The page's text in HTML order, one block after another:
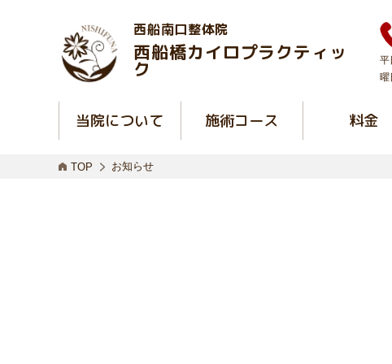
西船南口整体院
西船橋カイロプラクティッ
ク
曜
当院について 施術コース 料金
TOP お知らせ